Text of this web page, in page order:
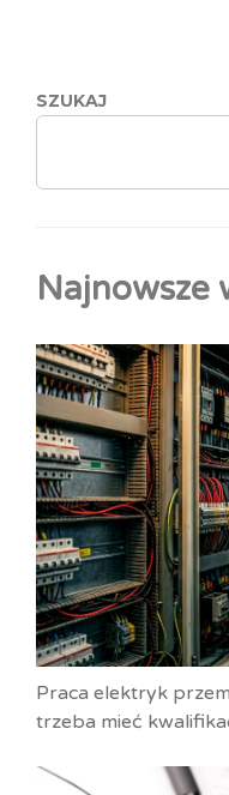
SZUKAJ
Najnowsze
Praca elektryk
trzeba mieć